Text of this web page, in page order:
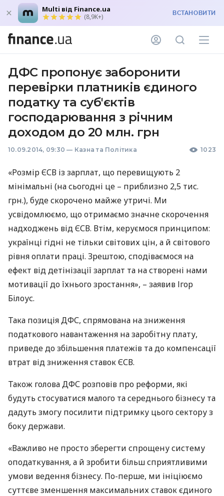
Multi від Finance.ua
(8,9K+) ВСТАНОВИТИ
ДФС пропонує заборонити
перевірки платників єдиного
податку та суб'єктів
господарювання з річним
доходом до 20 млн. грн
10.09.2014, 09:30 — Казна та Політика 1023
«РозмірЄСВ із зарплат, що перевищують 2
мінімальні (на сьогодні це – приблизно 2,5 тис.
грн.), буде скорочено майже утричі. Ми
усвідомлюємо, що отримаємо значне скорочення
надходжень відЄСВ. Втім, керуємося принципом:
українці гідні не тільки світових цін, а й світового
рівня оплати праці. Зрештою, сподіваємося на
ефект від детінізації зарплат та на створені нами
мотивації до їхнього зростання», – заявив Ігор
Білоус.
Така позиціяДФС, спрямована на зниження
податкового навантаження на заробітну плату,
приведе до збільшення платежів та до компенсації
втрат від зниження ставокЄСВ.
Також головаДФС розповів про реформи, які
будуть стосуватися малого та середнього бізнесу та
дадуть змогу посилити підтримку цього сектору з
боку держави.
«Важливо не просто зберегти спрощену систему
оподаткування, а й зробити більш сприятливими
умови ведення бізнесу. По-перше, ми ініціюємо
суттєве зменшення максимальних ставок єдиного